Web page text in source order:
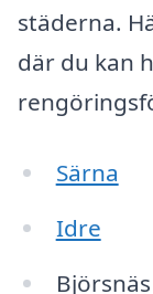
städerna.
där du kan
Särna
Idre
Björsnäs